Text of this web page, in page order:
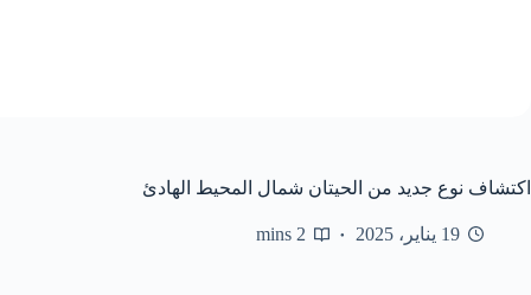
اكتشاف نوع جديد من الحيتان شمال المحيط الهادئ
19 يناير، 2025 2 mins